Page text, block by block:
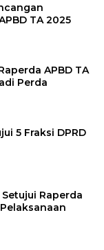
TA 2025
APBD TA
Perda
5 Fraksi DPRD
Setujui Raperda